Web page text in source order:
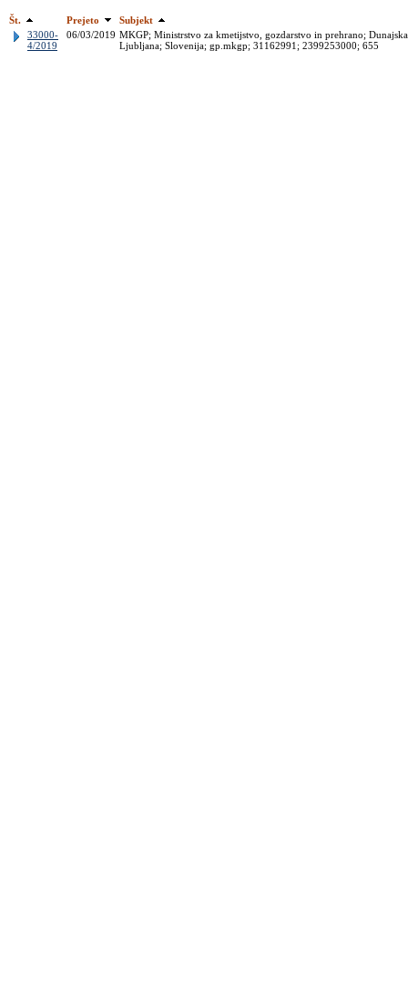
Št. Prejeto
Subjekt
33000-
4/2019
06/03/2019 MKGP; Ministrstvo za kmetijstvo, gozdarstvo in prehrano;
Ljubljana; Slovenija; gp.mkgp; 31162991; 2399253000; 655